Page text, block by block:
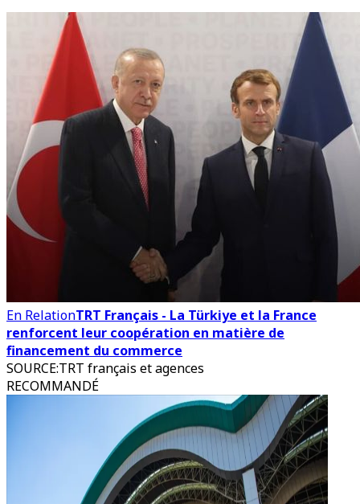
En RelationTRT Français - La Türkiye et la France
renforcent leur coopération en matière de
financement du commerce
SOURCE:TRT français et agences
RECOMMANDÉ